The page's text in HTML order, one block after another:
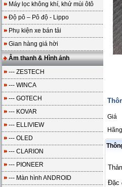
Máy lọc không khí, khử mùi ôtô
Độ pô – Pô độ - Lippo
Phụ kiện xe bán tải
Gian hàng giá hời
Âm thanh & Hình ảnh
--- ZESTECH
--- WINCA
--- GOTECH
--- KOVAR
--- ELLIVIEW
--- OLED
--- CLARION
--- PIONEER
--- Màn hình ANDROID
Giá
Đặc